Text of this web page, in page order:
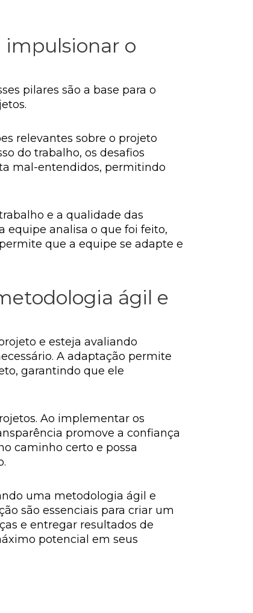
o
pilares são a base para o
relevantes sobre o projeto
do trabalho, os desafios
mal-entendidos, permitindo
e a qualidade das
equipe analisa o que foi feito,
que a equipe se adapte e
ágil e
e esteja avaliando
A adaptação permite
garantindo que ele
Ao implementar os
promove a confiança
caminho certo e possa
uma metodologia ágil e
são essenciais para criar um
e entregar resultados de
potencial em seus